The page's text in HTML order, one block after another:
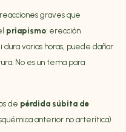
graves que
priapismo: erección
dura varias horas, puede dañar
No es un tema para
de pérdida súbita de
anterior no arterítica)